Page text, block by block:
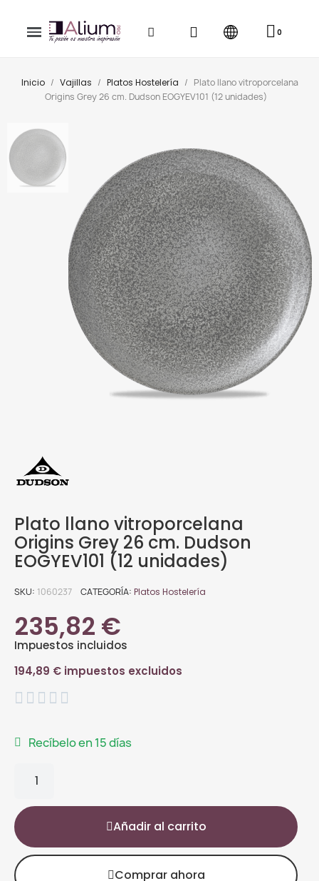
Inicio Vajillas Platos Hostelería
Plato llano vitroporcelana
Origins Grey 26 cm. Dudson EOGYEV101 (12 unidades)
Plato llano vitroporcelana
Origins Grey 26 cm. Dudson
EOGYEV101 (12 unidades)
SKU 1060237 CATEGORÍA Platos Hostelería
235,82 €
Impuestos incluidos
194,89 € impuestos excluidos
    
Recíbelo en 15 días
Añadir al carrito
Comprar ahora